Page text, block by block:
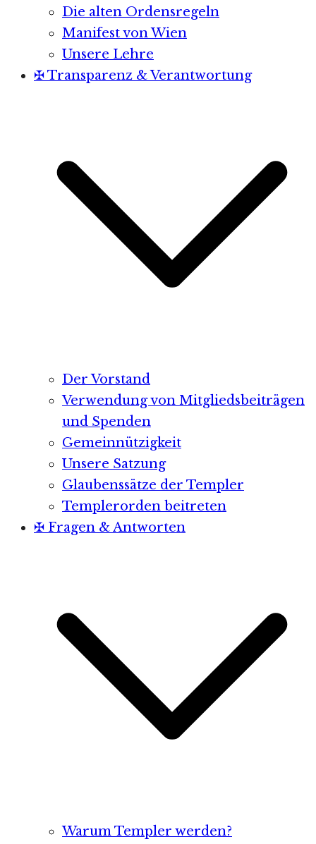
Die alten Ordensregeln
Manifest von Wien
Unsere Lehre
✠ Transparenz & Verantwortung
Der Vorstand
Verwendung von Mitgliedsbeiträgen
und Spenden
Gemeinnützigkeit
Unsere Satzung
Glaubenssätze der Templer
Templerorden beitreten
✠ Fragen & Antworten
Warum Templer werden?